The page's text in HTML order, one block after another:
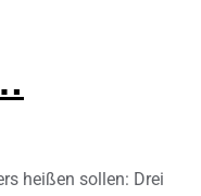
heißen sollen: Drei